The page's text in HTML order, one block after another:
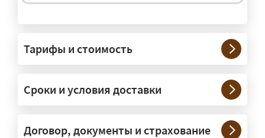
— На тралах и низкорамниках —
платформах, рассчитанных на
крупногабаритную технику и
конструкции. Транспорт подбираем
под конкретные размеры и вес груза.
Тарифы и стоимость
Сроки и условия доставки
Договор, документы и страхование